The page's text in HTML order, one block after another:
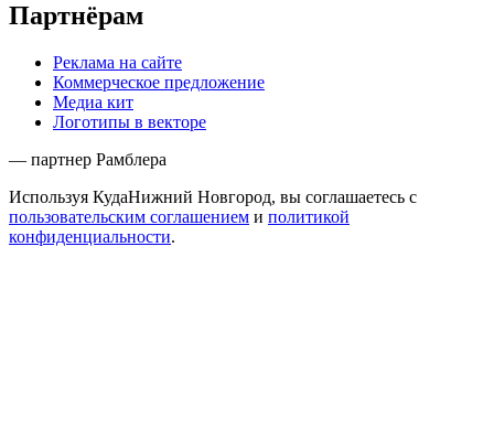
Партнёрам
Реклама на сайте
Коммерческое предложение
Медиа кит
Логотипы в векторе
— партнер Рамблера
Используя КудаНижний Новгород, вы соглашаетесь с
пользовательским соглашением и политикой
конфиденциальности.